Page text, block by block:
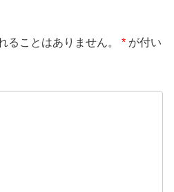
ることはありません。 * が付い